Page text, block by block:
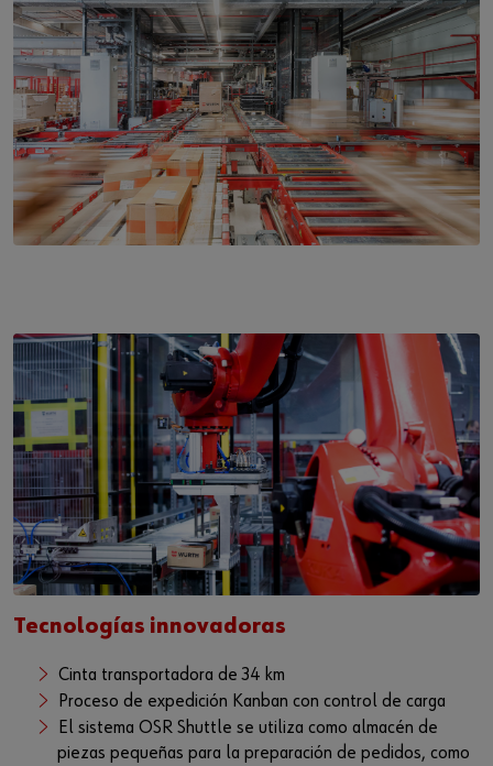
Tecnologías innovadoras
Cinta transportadora de 34 km
Proceso de expedición Kanban con control de carga
El sistema OSR Shuttle se utiliza como almacén de
piezas pequeñas para la preparación de pedidos, como